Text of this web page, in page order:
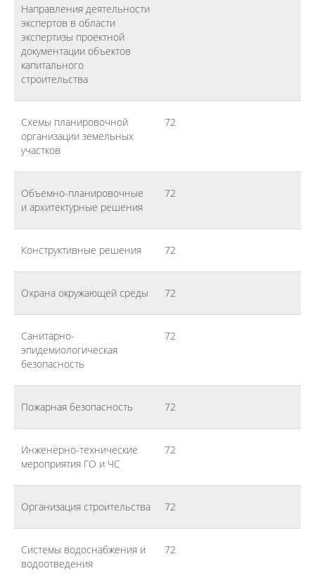
Направления деятельности
экспертов в области
экспертизы проектной
документации объектов
капитального
строительства
Схемы планировочной
организации земельных
участков
72
Объемно-планировочные
и архитектурные решения
72
Конструктивные решения 72
Охрана окружающей среды 72
Санитарно-
эпидемиологическая
безопасность
72
Пожарная безопасность 72
Инженерно-технические
мероприятия ГО и ЧС
72
Организация строительства 72
Системы водоснабжения и
водоотведения
72